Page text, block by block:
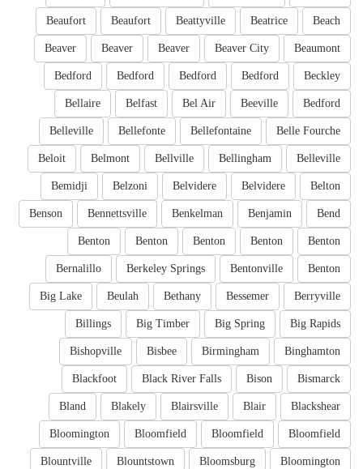
Beach
Beatrice
Beattyville
Beaufort
Beaufort
Beaumont
Beaver City
Beaver
Beaver
Beaver
Beckley
Bedford
Bedford
Bedford
Bedford
Bedford
Beeville
Bel Air
Belfast
Bellaire
Belle Fourche
Bellefontaine
Bellefonte
Belleville
Belleville
Bellingham
Bellville
Belmont
Beloit
Belton
Belvidere
Belvidere
Belzoni
Bemidji
Bend
Benjamin
Benkelman
Bennettsville
Benson
Benton
Benton
Benton
Benton
Benton
Benton
Bentonville
Berkeley Springs
Bernalillo
Berryville
Bessemer
Bethany
Beulah
Big Lake
Big Rapids
Big Spring
Big Timber
Billings
Binghamton
Birmingham
Bisbee
Bishopville
Bismarck
Bison
Black River Falls
Blackfoot
Blackshear
Blair
Blairsville
Blakely
Bland
Bloomfield
Bloomfield
Bloomfield
Bloomington
Bloomington
Bloomsburg
Blountstown
Blountville